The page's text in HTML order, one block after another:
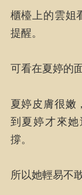
櫃檯上的雲姐
提醒。
可看在夏婷的
夏婷皮膚很嫩
到夏婷才來
撐。
所以她輕易不